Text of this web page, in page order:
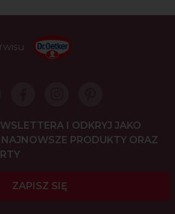
I ODKRYJ JAKO
PRODUKTY ORAZ
ZAPISZ SIĘ